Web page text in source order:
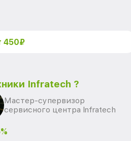
450₽
Infratech ?
Мастер-супервизор
сервисного центра Infratech